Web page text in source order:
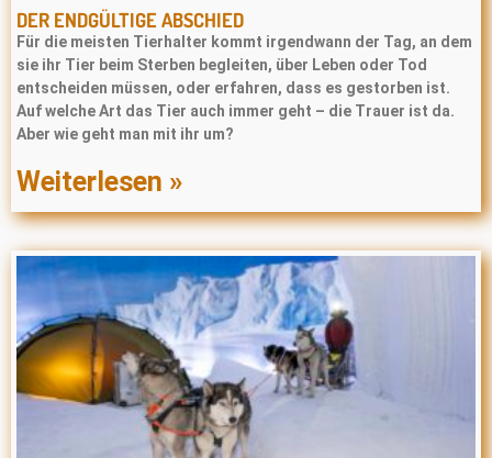
DER ENDGÜLTIGE ABSCHIED
Für die meisten Tierhalter kommt irgendwann der Tag, an dem
sie ihr Tier beim Sterben begleiten, über Leben oder Tod
entscheiden müssen, oder erfahren, dass es gestorben ist.
Auf welche Art das Tier auch immer geht – die Trauer ist da.
Aber wie geht man mit ihr um?
Weiterlesen »